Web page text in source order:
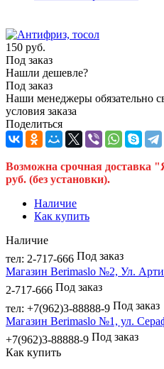
150 руб.
Под заказ
Нашли дешевле?
Под заказ
Наши менеджеры обязательно
условия заказа
Поделиться
Возможна срочная доставка
руб. (без установки).
Наличие
Как купить
Наличие
тел: 2-717-666 Под заказ
Магазин Berimaslo №2, Ул.
2-717-666 Под заказ
тел: +7(962)3-88888-9 Под заказ
Магазин Berimaslo №1, ул.
+7(962)3-88888-9 Под заказ
Как купить